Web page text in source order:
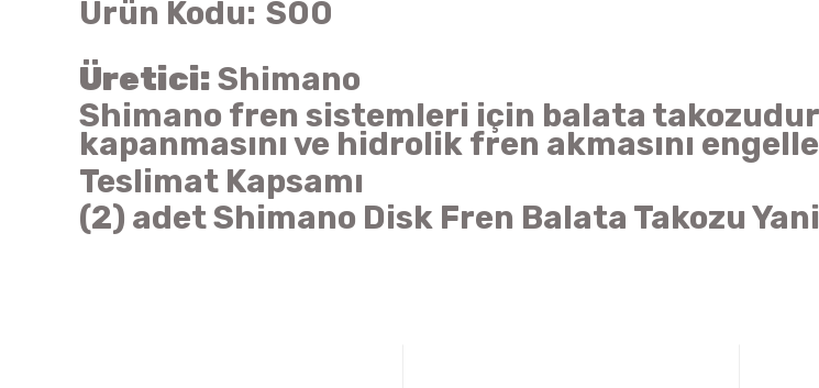
Ürün Kodu: S00
Üretici: Shimano
Shimano fren sistemleri için balata takozudur.
kapanmasını ve hidrolik fren akmasını
Teslimat Kapsamı
(2) adet Shimano Disk Fren Balata Takozu Yani